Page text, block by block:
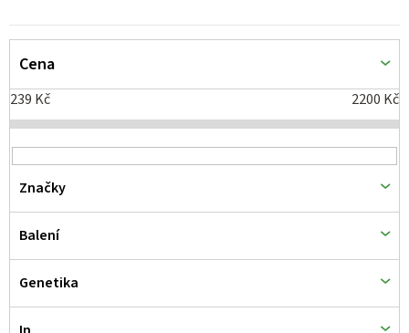
Cena
239 Kč 2200 Kč
Značky
Balení
Genetika